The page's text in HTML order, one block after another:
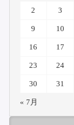
2 3
9 10
16 17
23 24
30 31
« 7月